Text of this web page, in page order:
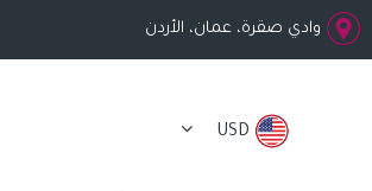
وادي صقرة، عمان، الأردن
USD